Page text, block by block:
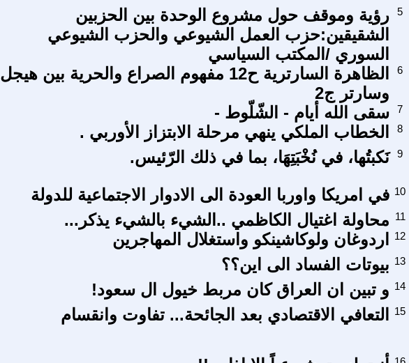
رؤية وموقف حول مشروع الوحدة بين الحزبين
الشقيقين:حزب العمل الشيوعي والحزب الشيوعي
السوري /المكتب السياسي
5
الظاهرة السارترية ح12 مفهوم الصراع والحرية بين هيجل
وسارتر ج2
6
سقى الله أيام - الشّلّوط -
7
الخطاب الملكي ينهي مرحلة الابتزاز الأوربي . 8
نَكبتُها، في نُخْبَتِهَا، بما في ذلك الرّئيس. 9
في امريكا واوربا العودة الى الادوار الاجتماعية للدولة 10
محاولة اغتيال الكاظمي ..الشيء بالشيء يذكر... 11
اردوغان ولوكاشينكو واستغلال المهاجرين 12
بيوتات الفساد الى اين؟؟ 13
و تبين ان العراق كان مربط خيول ال سعود! 14
التعافي الاقتصادي بعد الجائحة... تفاوت وانقسام 15